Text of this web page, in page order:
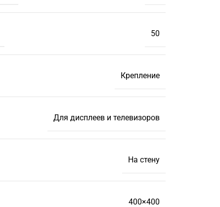
50
Крепление
Для дисплеев и телевизоров
На стену
400×400